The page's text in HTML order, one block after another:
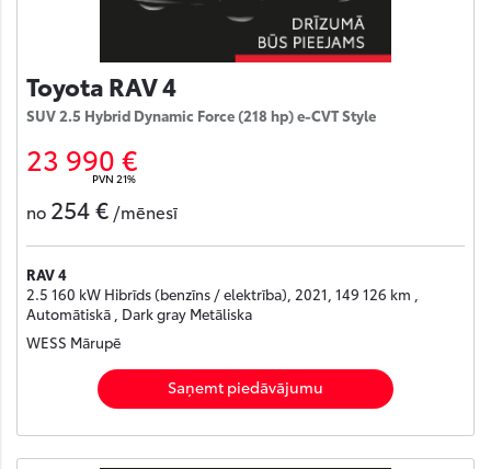
Toyota RAV 4
SUV 2.5 Hybrid Dynamic Force (218 hp) e-CVT Style
23 990 €
PVN 21%
no 254 € /mēnesī
RAV 4
2.5 160 kW Hibrīds (benzīns / elektrība), 2021, 149 126 km ,
Automātiskā , Dark gray Metāliska
WESS Mārupē
Saņemt piedāvājumu